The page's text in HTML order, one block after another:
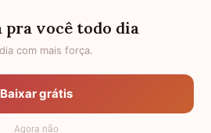
de Privacidade
Anuncie
você todo dia
com mais força.
Baixar grátis
Agora não